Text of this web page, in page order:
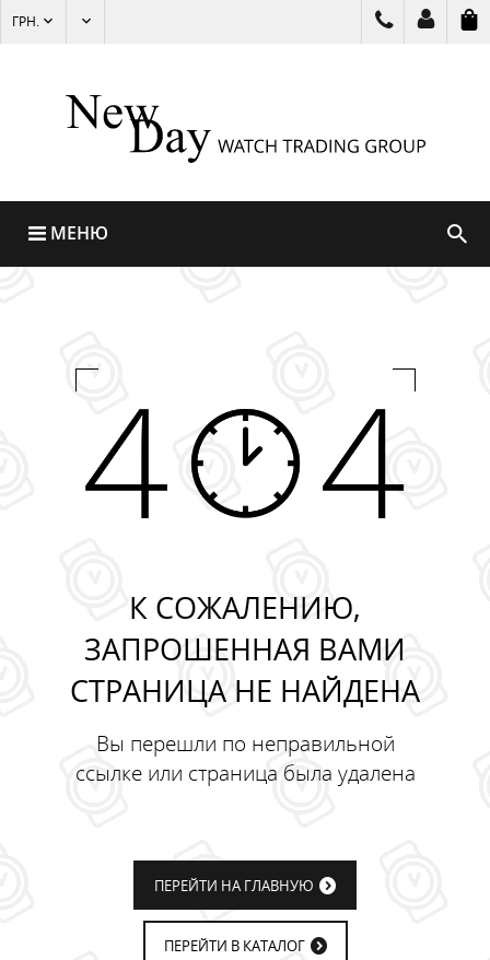
ГРН.
МЕНЮ
К СОЖАЛЕНИЮ,
ЗАПРОШЕННАЯ ВАМИ
СТРАНИЦА НЕ НАЙДЕНА
Вы перешли по неправильной
ссылке или страница была удалена
ПЕРЕЙТИ НА ГЛАВНУЮ
ПЕРЕЙТИ В КАТАЛОГ